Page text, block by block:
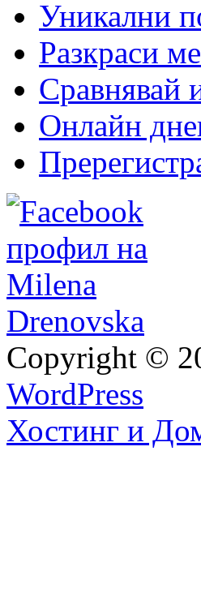
Уникални
Разкраси ме
Сравнявай
Онлайн
Copyright ©
WordPress
Хостинг и